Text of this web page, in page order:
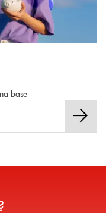
base